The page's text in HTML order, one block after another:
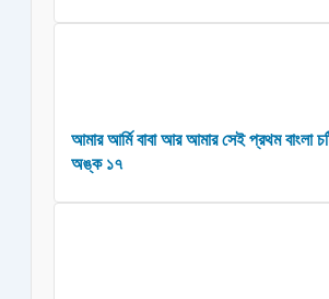
আমার আর্মি বাবা আর আমার সেই প্রথম বাংলা
অঙ্ক ১৭